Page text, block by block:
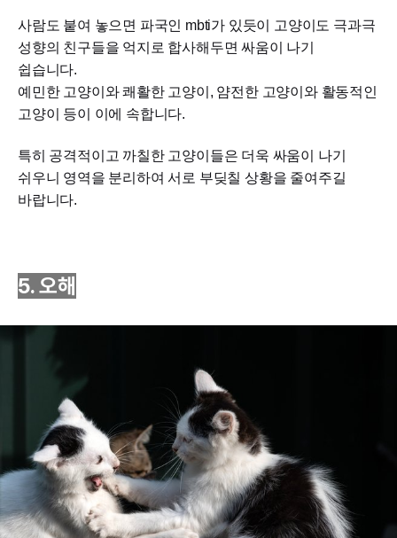
사람도 붙여 놓으면 파국인 mbti가 있듯이 고양이도 극과극
성향의 친구들을 억지로 합사해두면 싸움이 나기
쉽습니다.
예민한 고양이와 쾌활한 고양이, 얌전한 고양이와 활동적인
고양이 등이 이에 속합니다.
특히 공격적이고 까칠한 고양이들은 더욱 싸움이 나기
쉬우니 영역을 분리하여 서로 부딪칠 상황을 줄여주길
바랍니다.
5. 오해